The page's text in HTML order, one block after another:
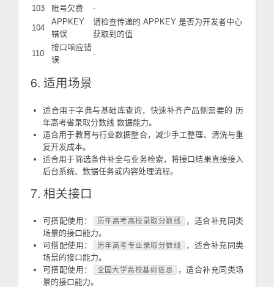
103 账号欠费 -
104
APPKEY
错误
请检查传递的 APPKEY 是否为开发者中心
获取到的值
110
接口响应错
误
-
6. 适用场景
适合用于字典与基础库查询，快速补齐产品侧需要的 历
年高考省录取分数线 数据能力。
适合用于教育与行业数据整合，减少手工整理、清洗与重
复开发成本。
适合用于筛选条件补全与业务检索，将接口结果直接接入
后台系统、数据任务或内容处理流程。
7. 相关接口
可搭配使用： 历年高考高校录取分数线
，适合补充同类
场景的接口能力。
可搭配使用：
历年高考专业录取分数线
，适合补充同类
场景的接口能力。
可搭配使用：
全国大学高校基础信息
，适合补充同类场
景的接口能力。